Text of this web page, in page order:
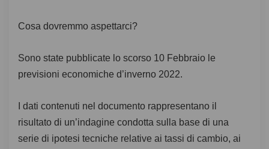
Cosa dovremmo aspettarci?
Sono state pubblicate lo scorso 10 Febbraio le
previsioni economiche d’inverno 2022.
I dati contenuti nel documento rappresentano il
risultato di un’indagine condotta sulla base di una
serie di ipotesi tecniche relative ai tassi di cambio, ai